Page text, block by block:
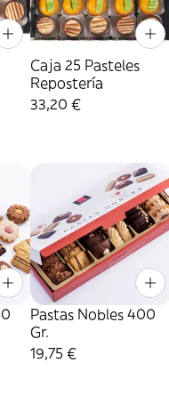
Caja 25 Pasteles
Repostería
33,20 €
Pastas Nobles 400
Gr.
19,75 €